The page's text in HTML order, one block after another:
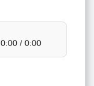
0:00 / 0:00